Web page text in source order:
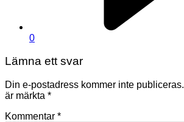
0
Lämna ett svar
Din e-postadress kommer inte publiceras.
är märkta *
Kommentar *